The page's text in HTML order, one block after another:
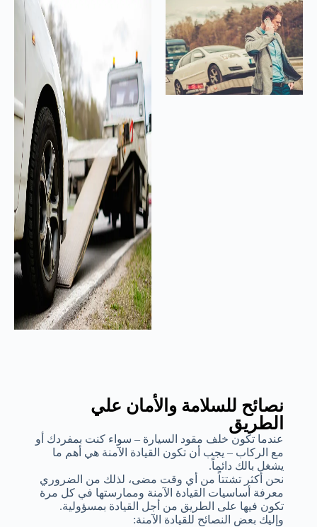
نصائح للسلامة والأمان علي
الطريق
عندما تكون خلف مقود السيارة – سواء كنت بمفردك أو
مع الركاب – يجب أن تكون القيادة الآمنة هي أهم ما
يشغل بالك دائماً.
نحن أكثر تشتتاً من أي وقت مضى، لذلك من الضروري
معرفة أساسيات القيادة الآمنة وممارستها في كل مرة
تكون فيها على الطريق من أجل القيادة بمسؤولية.
وإليك بعض النصائح للقيادة الآمنة: